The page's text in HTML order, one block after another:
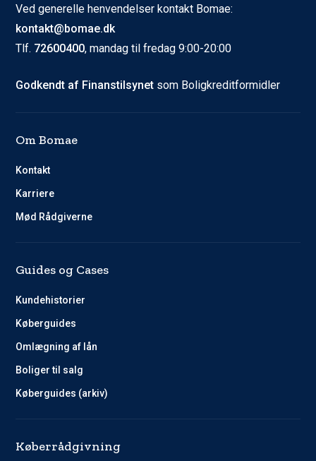
Ved generelle henvendelser kontakt Bomae:
kontakt@bomae.dk
Tlf. 72600400, mandag til fredag 9:00-20:00
Godkendt af Finanstilsynet som Boligkreditformidler
Om Bomae
Kontakt
Karriere
Mød Rådgiverne
Guides og Cases
Kundehistorier
Køberguides
Omlægning af lån
Boliger til salg
Køberguides (arkiv)
Køberrådgivning